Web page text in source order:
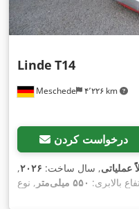
Meschede ۴٬۲۲۶ km
Linde T14
درخواست کردن
عملیاتی, سال ساخت: ۲۰۲۶,
بالابری: ۵۵۰ میلی‌متر
, نوع